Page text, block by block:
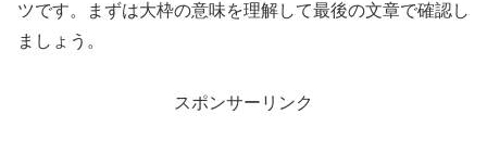
ツです。まずは大枠の意味を理解して最後の文章で確認し
ましょう。
スポンサーリンク